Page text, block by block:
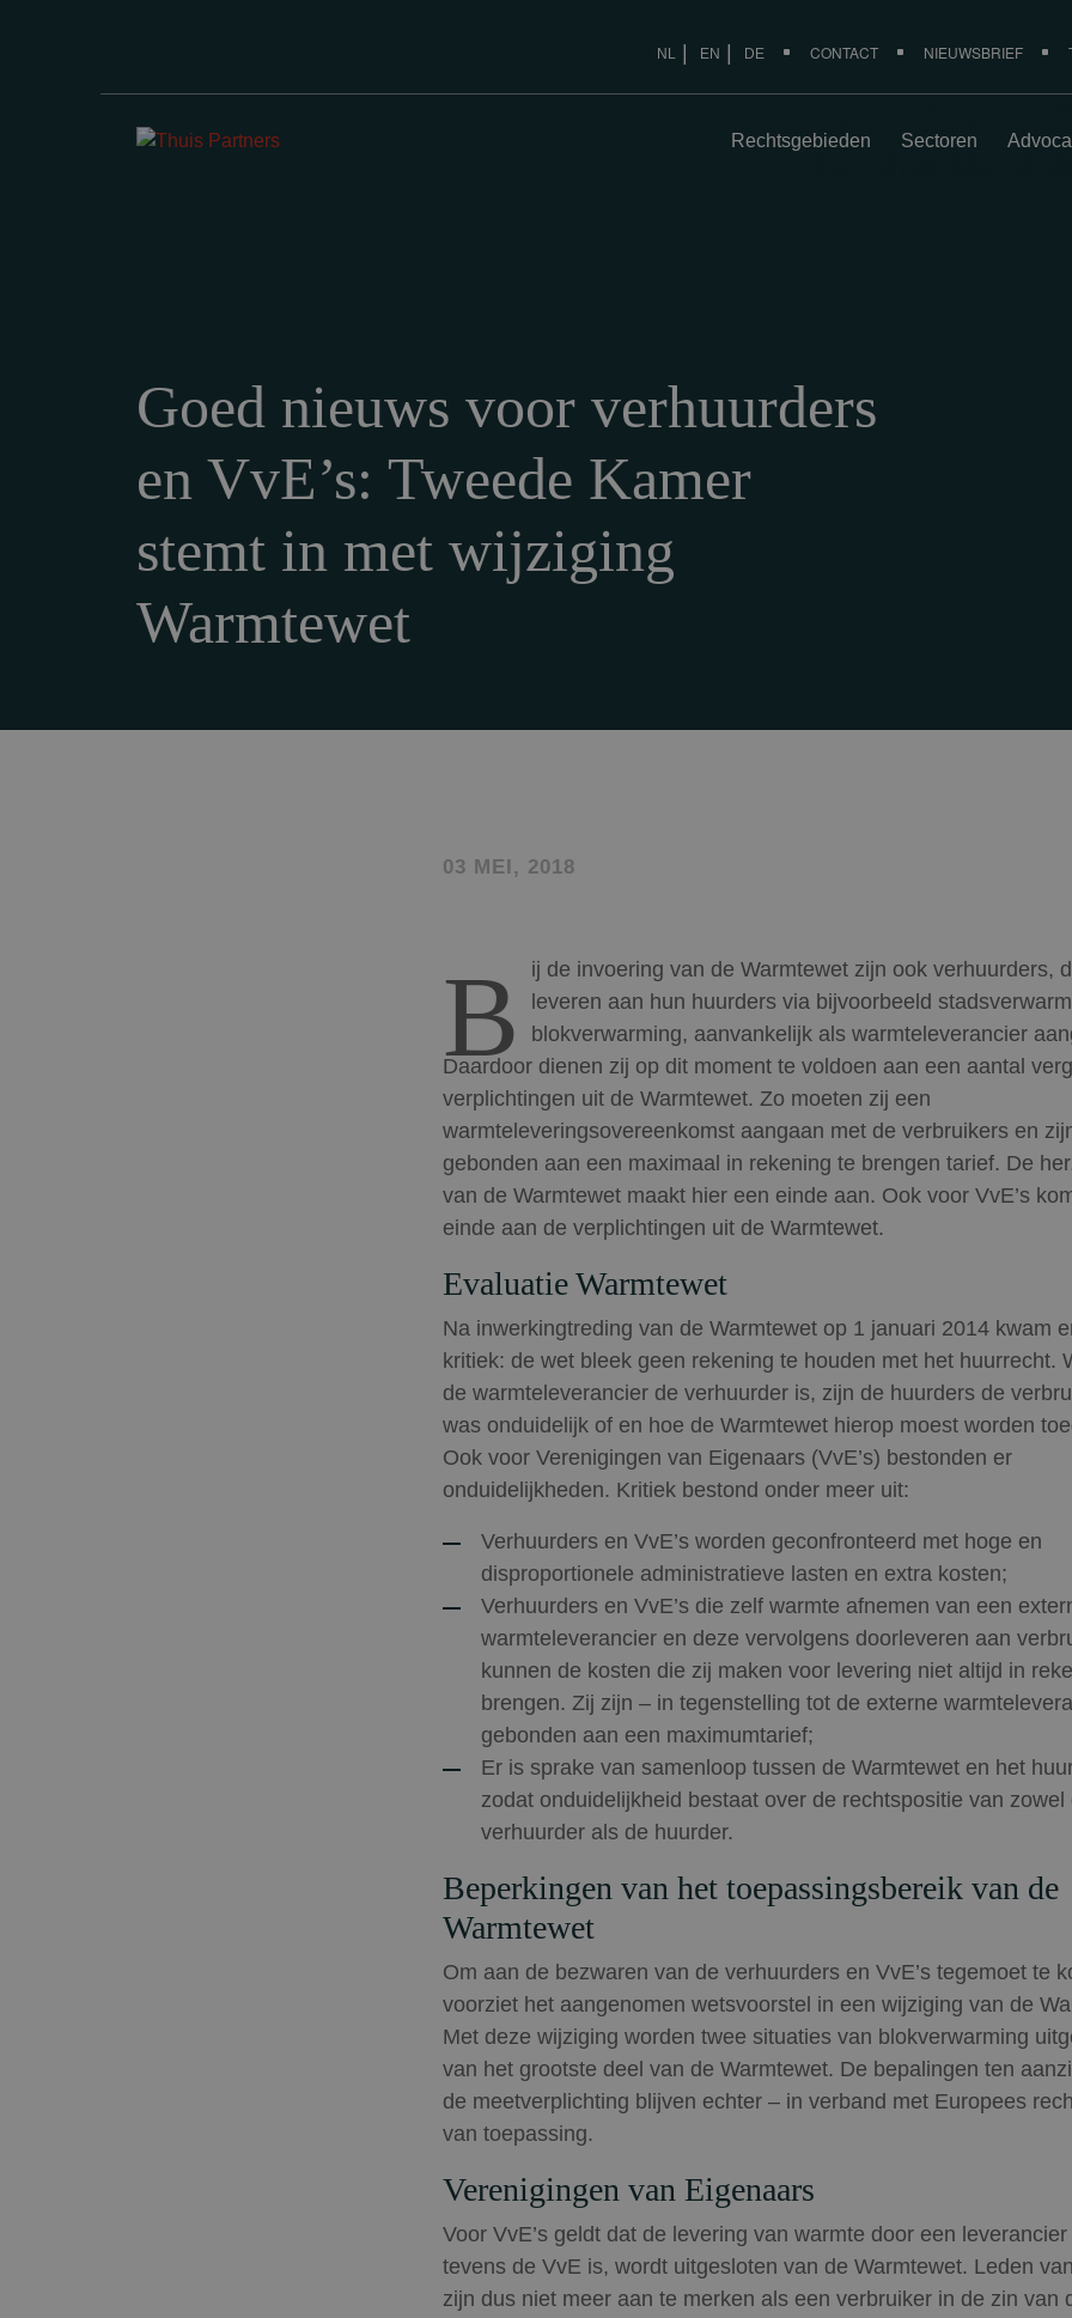
NL EN DE CONTACT NIEUWSBRIEF
Rechtsgebieden Sectoren
Goed nieuws voor verhuurders
en VvE’s: Tweede Kamer
stemt in met wijziging
Warmtewet
03 MEI, 2018
B
ij de invoering van de Warmtewet zijn ook verhuurders,
leveren aan hun huurders via bijvoorbeeld
blokverwarming, aanvankelijk als warmteleverancier
Daardoor dienen zij op dit moment te voldoen aan een aantal
verplichtingen uit de Warmtewet. Zo moeten zij een
warmteleveringsovereenkomst aangaan met de verbruikers en
gebonden aan een maximaal in rekening te brengen tarief. De
van de Warmtewet maakt hier een einde aan. Ook voor VvE’s
einde aan de verplichtingen uit de Warmtewet.
Evaluatie Warmtewet
Na inwerkingtreding van de Warmtewet op 1 januari 2014 kwam
kritiek: de wet bleek geen rekening te houden met het huurrecht.
de warmteleverancier de verhuurder is, zijn de huurders de
was onduidelijk of en hoe de Warmtewet hierop moest worden
Ook voor Verenigingen van Eigenaars (VvE’s) bestonden er
onduidelijkheden. Kritiek bestond onder meer uit:
Verhuurders en VvE’s worden geconfronteerd met hoge en
disproportionele administratieve lasten en extra kosten;
Verhuurders en VvE’s die zelf warmte afnemen van een
warmteleverancier en deze vervolgens doorleveren aan
kunnen de kosten die zij maken voor levering niet altijd in
brengen. Zij zijn – in tegenstelling tot de externe
gebonden aan een maximumtarief;
Er is sprake van samenloop tussen de Warmtewet en het
zodat onduidelijkheid bestaat over de rechtspositie van zowel
verhuurder als de huurder.
Beperkingen van het toepassingsbereik van de
Warmtewet
Om aan de bezwaren van de verhuurders en VvE’s tegemoet te
voorziet het aangenomen wetsvoorstel in een wijziging van de
Met deze wijziging worden twee situaties van blokverwarming
van het grootste deel van de Warmtewet. De bepalingen ten
de meetverplichting blijven echter – in verband met Europees
van toepassing.
Verenigingen van Eigenaars
Voor VvE’s geldt dat de levering van warmte door een leverancier
tevens de VvE is, wordt uitgesloten van de Warmtewet. Leden
zijn dus niet meer aan te merken als een verbruiker in de zin van